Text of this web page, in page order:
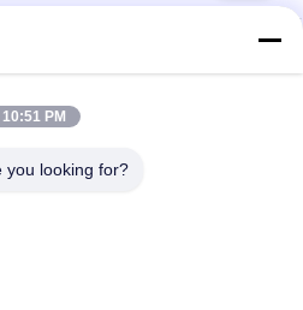
impermeabile di
bassa tensione
Supporto della
10:51 PM
you looking for?